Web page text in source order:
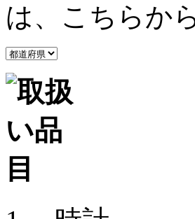
は、こちらか